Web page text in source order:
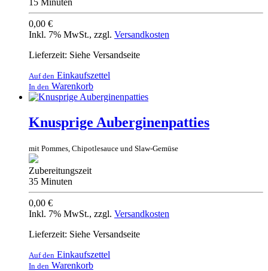
15 Minuten
0,00 €
Inkl. 7% MwSt., zzgl. Versandkosten
Lieferzeit: Siehe Versandseite
Auf den Einkaufszettel
In den Warenkorb
Knusprige Auberginenpatties
mit Pommes, Chipotlesauce und Slaw-Gemüse
Zubereitungszeit
35 Minuten
0,00 €
Inkl. 7% MwSt., zzgl. Versandkosten
Lieferzeit: Siehe Versandseite
Auf den Einkaufszettel
In den Warenkorb